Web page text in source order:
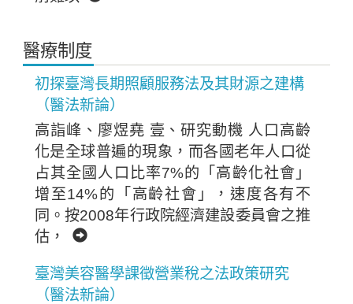
醫療制度
初探臺灣長期照顧服務法及其財源之建構
（醫法新論）
高詣峰、廖煜堯 壹、研究動機 人口高齡
化是全球普遍的現象，而各國老年人口從
占其全國人口比率7%的「高齡化社會」
增至14%的「高齡社會」，速度各有不
同。按2008年行政院經濟建設委員會之推
估，
臺灣美容醫學課徵營業稅之法政策研究
（醫法新論）